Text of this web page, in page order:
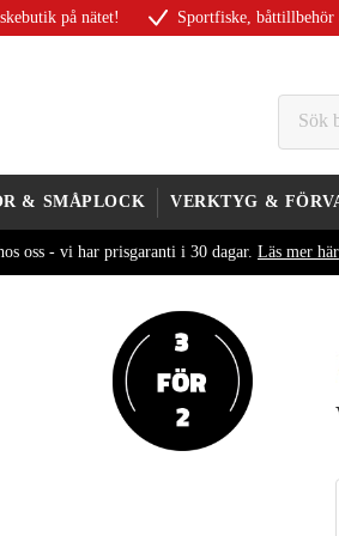
på nätet! Sportfiske,
& SMÅPLOCK VERKTYG &
oss - vi har prisgaranti i 30 dagar. Läs mer här